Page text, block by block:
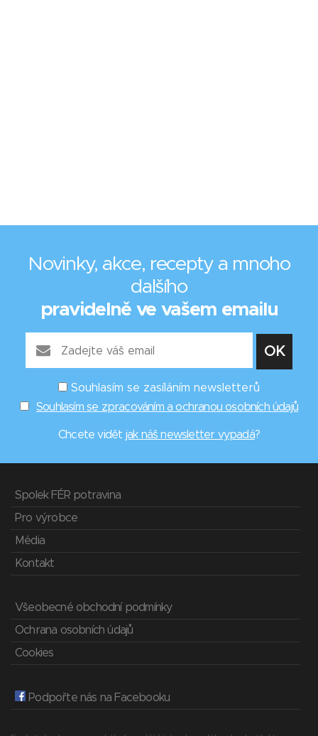
Novinky, akce, recepty a mnoho
dalšího
pravidelně ve vašem emailu
Souhlasím se zasíláním newsletterů
Souhlasím se zpracováním a ochranou osobních údajů
Chcete vidět jak náš newsletter vypadá?
Spolek FÉR potravina
Pro výrobce
Média
Kontakt
Všeobecné obchodní podmínky
Ochrana osobních údajů
Cookies
Podpořte nás na Facebooku